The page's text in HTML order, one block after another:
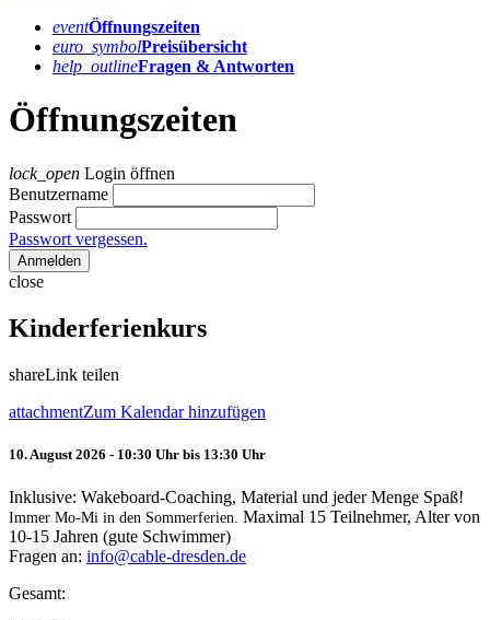
eventÖffnungs­zeiten
euro_symbolPreis­übersicht
help_outlineFragen & Antworten
Öffnungszeiten
lock_open Login öffnen
Benutzername
Passwort
Passwort vergessen.
Anmelden
close
Kinderferienkurs
shareLink teilen
attachmentZum Kalendar hinzufügen
10. August 2026 - 10:30 Uhr bis 13:30 Uhr
Inklusive: Wakeboard-Coaching, Material und jeder Menge Spaß!
Immer Mo-Mi in den Sommerferien. Maximal 15 Teilnehmer, Alter von
10-15 Jahren (gute Schwimmer)
Fragen an: info@cable-dresden.de
Gesamt: